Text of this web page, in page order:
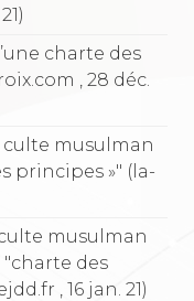
charte des
, 28 déc.
culte musulman
principes »" (la-
musulman
des
, 16 jan. 21)